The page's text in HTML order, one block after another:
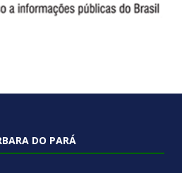
DO PARÁ